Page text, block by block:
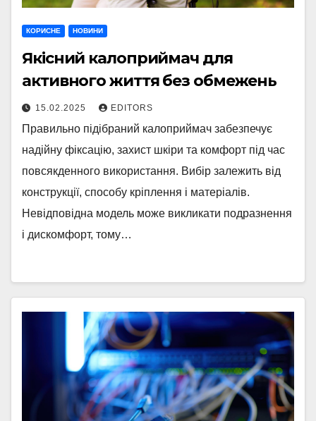
КОРИСНЕ НОВИНИ
Якісний калоприймач для
активного життя без обмежень
15.02.2025 EDITORS
Правильно підібраний калоприймач забезпечує
надійну фіксацію, захист шкіри та комфорт під час
повсякденного використання. Вибір залежить від
конструкції, способу кріплення і матеріалів.
Невідповідна модель може викликати подразнення
і дискомфорт, тому…